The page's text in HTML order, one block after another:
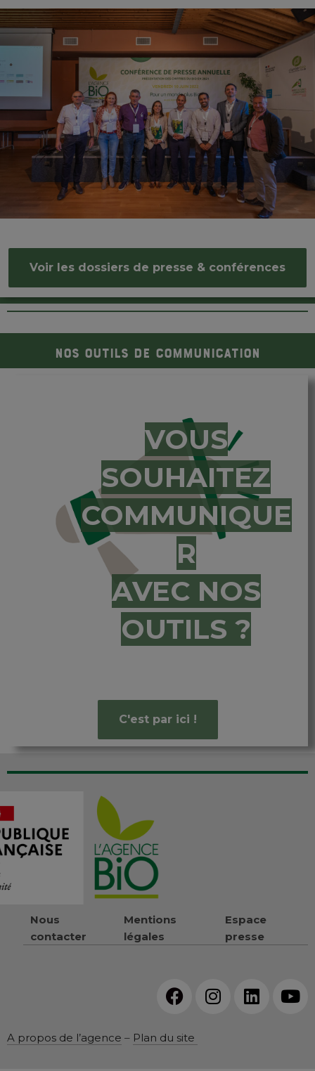
Voir les dossiers de presse & conférences
Nos outils de communication
VOUS
SOUHAITEZ
COMMUNIQUE
R
AVEC NOS
OUTILS ?
C'est par ici !
Nous
contacter
Mentions
légales
Espace
presse
A propos de l’agence – Plan du site